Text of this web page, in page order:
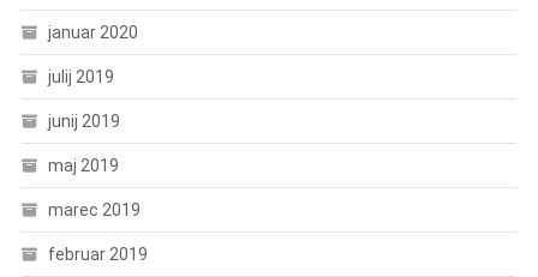
januar 2020
julij 2019
junij 2019
maj 2019
marec 2019
februar 2019